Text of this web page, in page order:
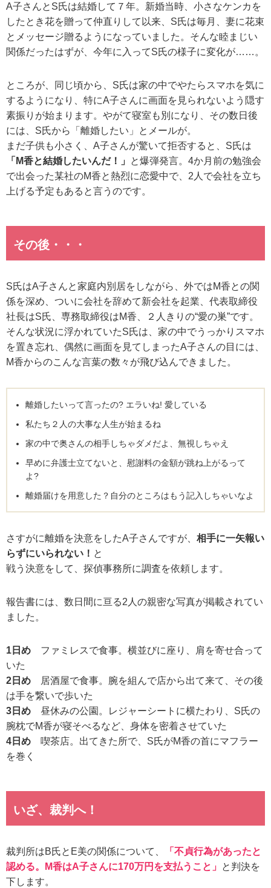
A子さんとS氏は結婚して７年。新婚当時、小さなケンカを
したとき花を贈って仲直りして以来、S氏は毎月、妻に花束
とメッセージ贈るようになっていました。そんな睦まじい
関係だったはずが、今年に入ってS氏の様子に変化が……。
ところが、同じ頃から、S氏は家の中でやたらスマホを気に
するようになり、特にA子さんに画面を見られないよう隠す
素振りが始まります。やがて寝室も別になり、その数日後
には、S氏から「離婚したい」とメールが。
まだ子供も小さく、A子さんが驚いて拒否すると、S氏は
「M香と結婚したいんだ！」
と爆弾発言。4か月前の勉強会
で出会った某社のM香と熱烈に恋愛中で、2人で会社を立ち
上げる予定もあると言うのです。
その後・・・
S氏はA子さんと家庭内別居をしながら、外ではM香との関
係を深め、ついに会社を辞めて新会社を起業、代表取締役
社長はS氏、専務取締役はM香、２人きりの“愛の巣”です。
そんな状況に浮かれていたS氏は、家の中でうっかりスマホ
を置き忘れ、偶然に画面を見てしまったA子さんの目には、
M香からのこんな言葉の数々が飛び込んできました。
離婚したいって言ったの? エラいね! 愛している
私たち２人の大事な人生が始まるね
家の中で奥さんの相手しちゃダメだよ、無視しちゃえ
早めに弁護士立てないと、慰謝料の金額が跳ね上がるって
よ?
離婚届けを用意した？自分のところはもう記入しちゃいなよ
さすがに離婚を決意をしたA子さんですが、 相手に一矢報い
らずにいられない！ と
戦う決意をして、探偵事務所に調査を依頼します。
報告書には、数日間に亘る2人の親密な写真が掲載されてい
ました。
1日め ファミレスで食事。横並びに座り、肩を寄せ合って
いた
2日め 居酒屋で食事。腕を組んで店から出て来て、その後
は手を繋いで歩いた
3日め 昼休みの公園。レジャーシートに横たわり、S氏の
腕枕でM香が寝そべるなど、身体を密着させていた
4日め 喫茶店。出てきた所で、S氏がM香の首にマフラー
を巻く
いざ、裁判へ！
裁判所はB氏とE美の関係について、
「不貞行為があったと
認める。М香はA子さんに170万円を支払うこと」 と判決を
下します。